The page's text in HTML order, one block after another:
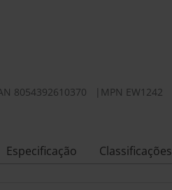
8054392610370 MPN EW1242
Especificação Classificações